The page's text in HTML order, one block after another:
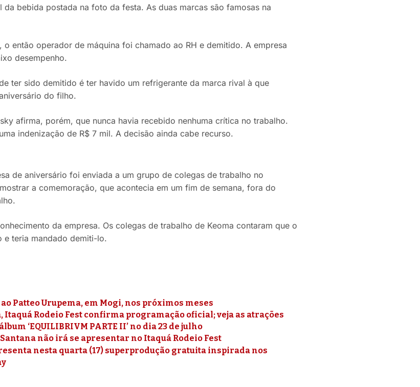
da bebida postada na foto da festa. As duas marcas são famosas na
o então operador de máquina foi chamado ao RH e demitido. A empresa
desempenho.
ter sido demitido é ter havido um refrigerante da marca rival à que
do filho.
afirma, porém, que nunca havia recebido nenhuma crítica no trabalho.
uma indenização de R$ 7 mil. A decisão ainda cabe recurso.
de aniversário foi enviada a um grupo de colegas de trabalho no
a comemoração, que acontecia em um fim de semana, fora do
da empresa. Os colegas de trabalho de Keoma contaram que o
teria mandado demiti-lo.
Patteo Urupema, em Mogi, nos próximos meses
Itaquá Rodeio Fest confirma programação oficial; veja as atrações
‘EQUILIBRIVM PARTE II’ no dia 23 de julho
não irá se apresentar no Itaquá Rodeio Fest
nesta quarta (17) superprodução gratuita inspirada nos